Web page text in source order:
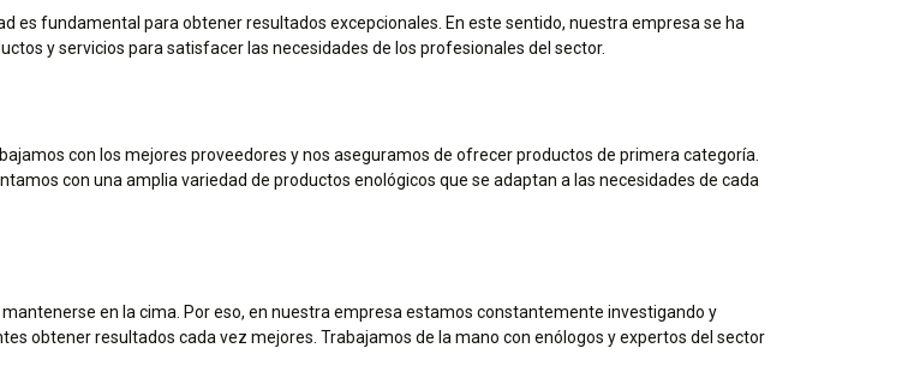
es fundamental para obtener resultados excepcionales. En este sentido, nuestra empresa se ha
y servicios para satisfacer las necesidades de los profesionales del sector.
con los mejores proveedores y nos aseguramos de ofrecer productos de primera categoría.
con una amplia variedad de productos enológicos que se adaptan a las necesidades de cada
en la cima. Por eso, en nuestra empresa estamos constantemente investigando y
obtener resultados cada vez mejores. Trabajamos de la mano con enólogos y expertos del sector